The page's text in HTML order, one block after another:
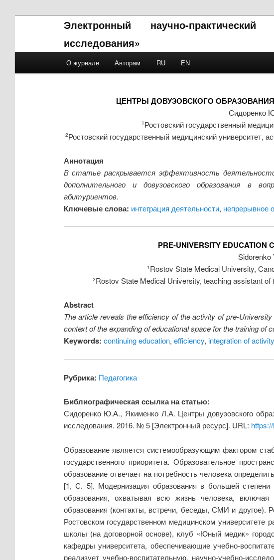
Электронный научно-
исследования»
Skip to primary content
Skip to secondary content
О журнале Авторам RU EN
ЦЕНТРЫ ДОВУЗОВСКОГО
Сидоренко
1 Ростовский государственный
2Ростовский государственный медицинский университет,
Аннотация
В статье раскрывается эффективность
дополнительного и довузовского образования в
абитуриентов.
Ключевые слова: интеграция деятельности, непрерывное
PRE-UNIVERSITY EDUCATION
Sidorenko
1 Rostov State Medical University,
2Rostov State Medical University, teaching assistant
Abstract
The article reveals the efficiency of the activity of pre-
context of the expanding of educational space for the training of
Keywords: continuing education, efficiency, integration of activity
Рубрика: Педагогика
Библиографическая ссылка на статью:
Сидоренко Ю.А., Якименко Л.А. Центры довузовского
исследования. 2016. № 5 [Электронный ресурс]. URL:
Образование является системообразующим фактором
государственного приоритета. Образовательное
образование отвечает на потребность человека
[1, С. 5]. Модернизация образования в большей степени
образования, охватывая всю жизнь человека,
образования (контакты, встречи, беседы, СМИ и другое).
Ростовском государственном медицинском
школы (на договорной основе), клуб «Юный медик»
кафедры университета, обеспечивающие учебно-
реализует учебно-воспитательную, научно-учебно-